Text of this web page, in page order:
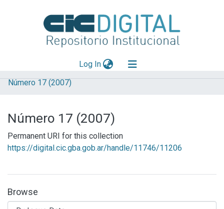
Log In(current)
Explorar
Aportar material
Número 17 (2007)
Número 17 (2007)
Permanent URI for this collection
https://digital.cic.gba.gob.ar/handle/11746/11206
Browse